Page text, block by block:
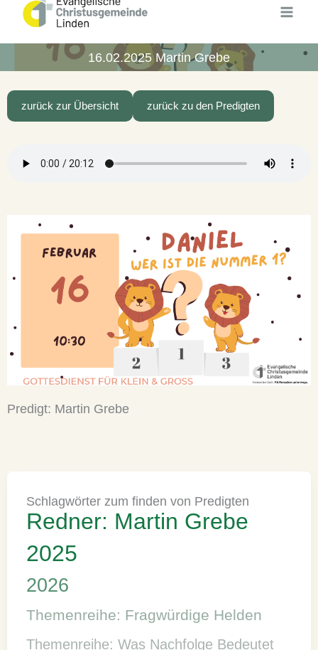
Inhalt
16.02.2025 Martin Grebe
zurück zur Übersicht zurück zu den Predigten
Predigt: Martin Grebe
Schlagwörter zum finden von Predigten
Redner: Martin Grebe
2025
2026
Themenreihe: Fragwürdige Helden
Themenreihe: Was Nachfolge Bedeutet